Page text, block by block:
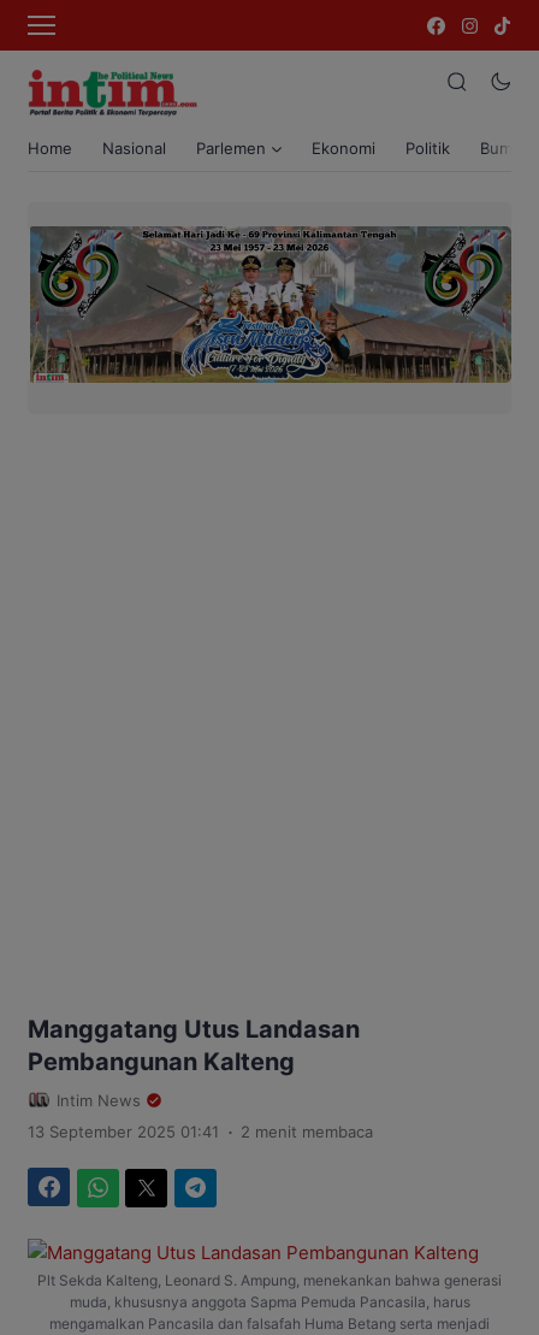
Home Nasional Parlemen Ekonomi Politik Bumi
Manggatang Utus Landasan
Pembangunan Kalteng
Intim News
13 September 2025 01:41
. 2 menit membaca
Plt Sekda Kalteng, Leonard S. Ampung, menekankan bahwa generasi
muda, khususnya anggota Sapma Pemuda Pancasila, harus
mengamalkan Pancasila dan falsafah Huma Betang serta menjadi